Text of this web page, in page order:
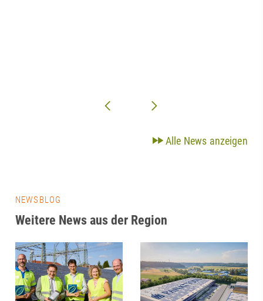
Alle News anzeigen
NEWSBLOG
Weitere News aus der Region